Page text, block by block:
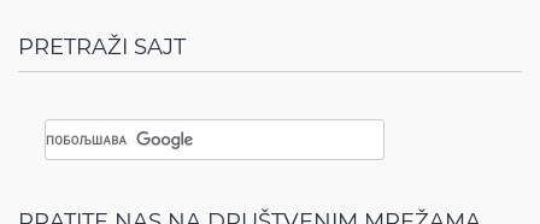
PRETRAŽI SAJT